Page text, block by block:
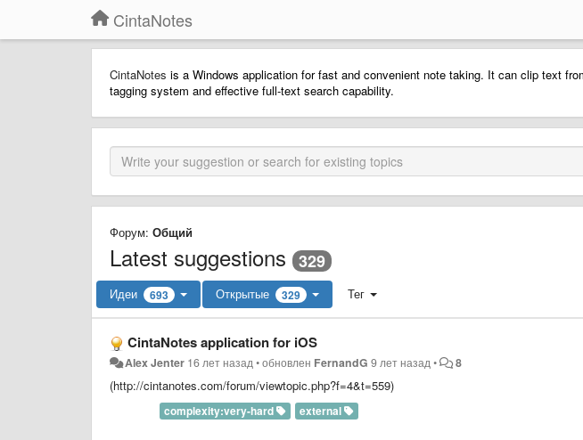
CintaNotes
CintaNotes is a Windows application for fast and convenient note taking. It can clip text
tagging system and effective full-text search capability.
Форум: Общий
Latest suggestions 329
Идеи 693 Открытые 329 Тег
CintaNotes application for iOS
Alex Jenter 16 лет назад•обновлен FernandG 9 лет назад• 8
(http://cintanotes.com/forum/viewtopic.php?f=4&t=559)
complexity:very-hard external